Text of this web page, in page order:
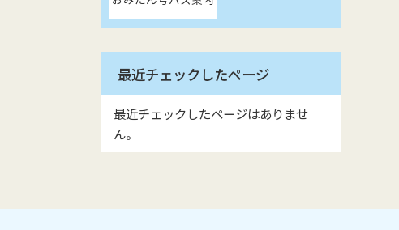
最近チェックしたページ
最近チェックしたページはありませ
ん。